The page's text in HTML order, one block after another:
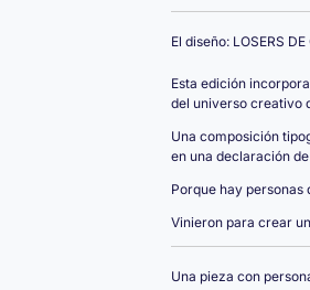
El diseño: LOSERS
Esta edición
del universo creativo
Una composición
en una declaración
Porque hay
Vinieron para crear
Una pieza con